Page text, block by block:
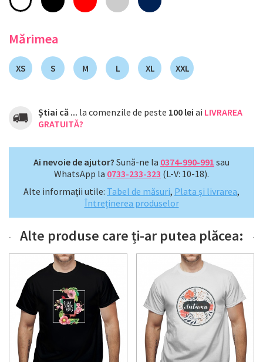
Mărimea
XS S M L XL XXL
Știai că ... la comenzile de peste 100 lei ai LIVRAREA
GRATUITĂ?
Ai nevoie de ajutor? Sună-ne la 0374-990-991 sau
WhatsApp la 0733-233-323 (L-V: 10-18).
Alte informații utile: Tabel de măsuri, Plata și livrarea,
Întreținerea produselor
Alte produse care ți-ar putea plăcea: